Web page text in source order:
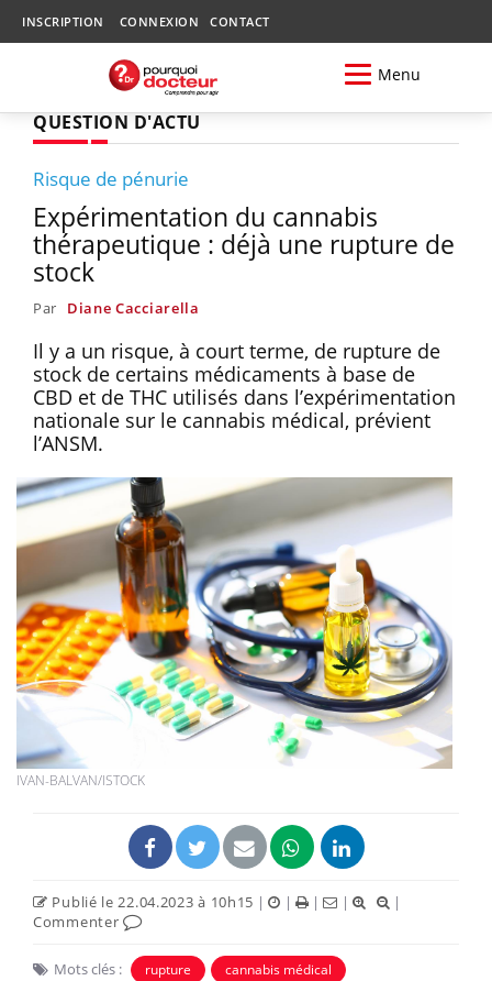
INSCRIPTION CONNEXION CONTACT
Menu
QUESTION D'ACTU
Risque de pénurie
Expérimentation du cannabis
thérapeutique : déjà une rupture de
stock
Par Diane Cacciarella
Il y a un risque, à court terme, de rupture de
stock de certains médicaments à base de
CBD et de THC utilisés dans l’expérimentation
nationale sur le cannabis médical, prévient
l’ANSM.
IVAN-BALVAN/ISTOCK
Publié le 22.04.2023 à 10h15 | | | |
|
Commenter
Mots clés : rupture
cannabis médical